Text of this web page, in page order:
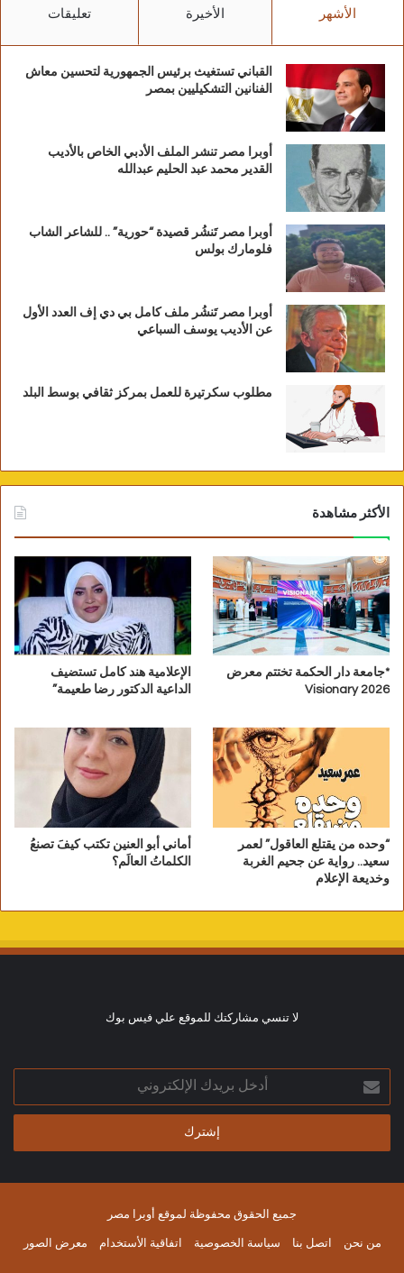
الأشهر الأخيرة تعليقات
القباني تستغيث برئيس الجمهورية لتحسين معاش
الفنانين التشكيليين بمصر
أوبرا مصر تنشر الملف الأدبي الخاص بالأديب
القدير محمد عبد الحليم عبدالله
أوبرا مصر تَنشُر قصيدة “حورية” .. للشاعر الشاب
فلومارك بولس
أوبرا مصر تَنشُر ملف كامل بي دي إف العدد الأول
عن الأديب يوسف السباعي
مطلوب سكرتيرة للعمل بمركز ثقافي بوسط البلد
الأكثر مشاهدة
*جامعة دار الحكمة تختتم معرض
Visionary 2026
الإعلامية هند كامل تستضيف
الداعية الدكتور رضا طعيمة”
“وحده من يقتلع العاقول” لعمر
سعيد.. رواية عن جحيم الغربة
وخديعة الإعلام
أماني أبو العنين تكتب كيفَ تصنعُ
الكلماتُ العالَم؟
لا تنسي مشاركتك للموقع علي فيس بوك
أدخل
بريدك
الإلكتروني
جميع الحقوق محفوظة لموقع أوبرا مصر
من نحن
اتصل بنا سياسة الخصوصية اتفاقية الأستخدام معرض الصور